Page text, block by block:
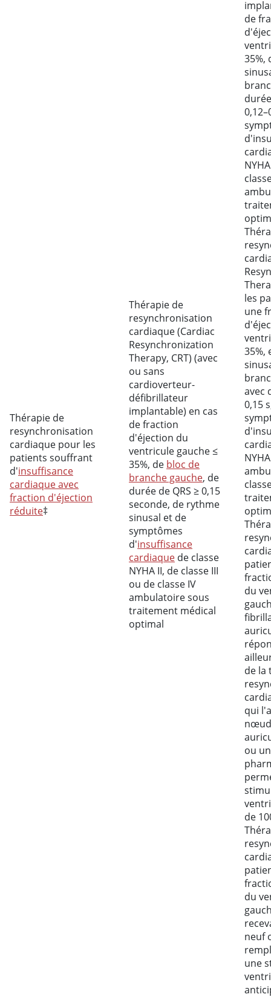
Thérapie de
resynchronisation
cardiaque pour les
patients souffrant
d'insuffisance
cardiaque avec
fraction d'éjection
réduite‡
Thérapie de
resynchronisation
cardiaque (Cardiac
Resynchronization
Therapy, CRT) (avec
ou sans
cardioverteur-
défibrillateur
implantable) en cas
de fraction
d'éjection du
ventricule gauche ≤
35%, de bloc de
branche gauche, de
durée de QRS ≥ 0,15
seconde, de rythme
sinusal et de
symptômes
d'insuffisance
cardiaque de classe
NYHA II, de classe III
ou de classe IV
ambulatoire sous
traitement médical
optimal
de
35%,
les
une
35%,
avec
0,15
du
de la
qui
nœud
ou
de
du
neuf
une